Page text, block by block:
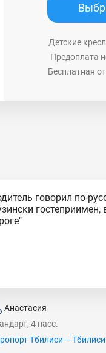
Детские
Предоплата
Бесплатная
говорил по-
гостеприимен,
Анастасия
4 пасс.
Тбилиси – Тбилиси